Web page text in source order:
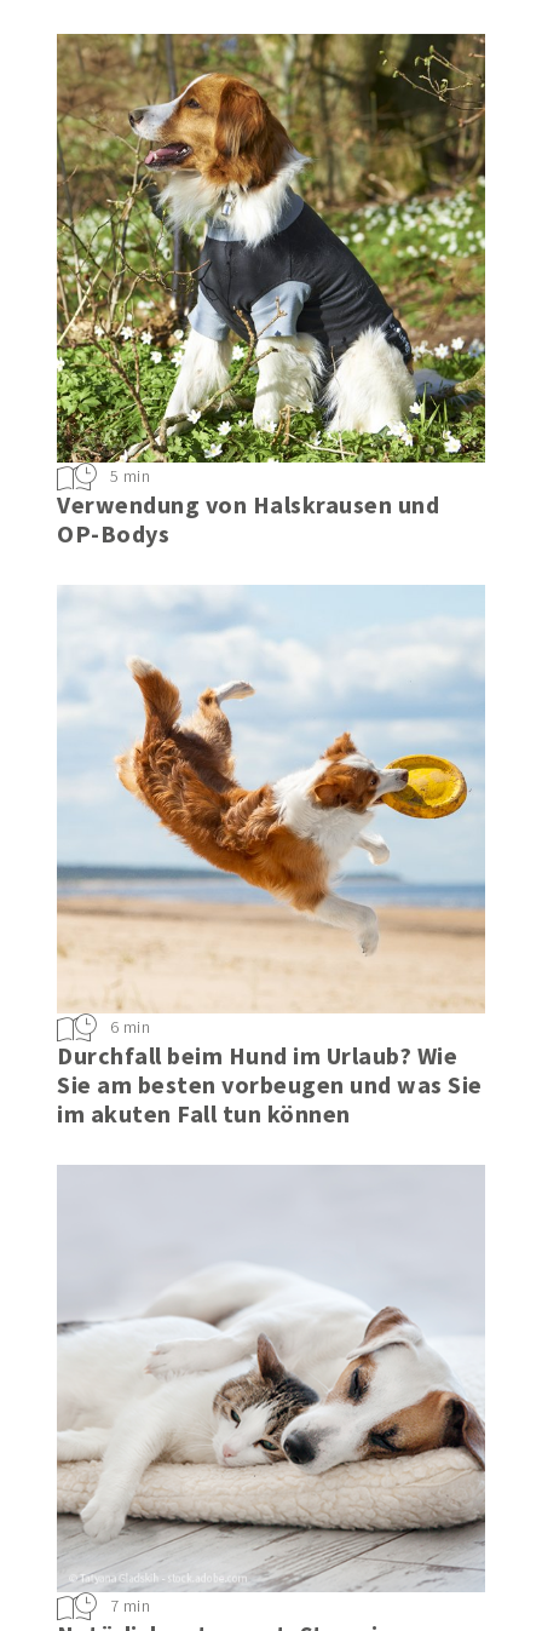
Verwendung von Halskrausen und
OP-Bodys
5 min
Durchfall beim Hund im Urlaub? Wie
Sie am besten vorbeugen und was Sie
im akuten Fall tun können
6 min
7 min